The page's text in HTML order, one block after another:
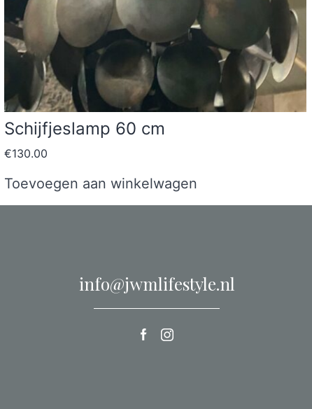
Schijfjeslamp 60 cm
€130.00
Toevoegen aan winkelwagen
info@jwmlifestyle.nl